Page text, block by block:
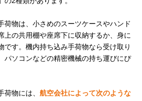
荷物は、小さめのスーツケースやハンド
上の共用棚や座席下に収納するか、身に
です。機内持ち込み手荷物なら受け取り
パソコンなどの精密機械の持ち運びにぴ
物には、 航空会社によって次のような